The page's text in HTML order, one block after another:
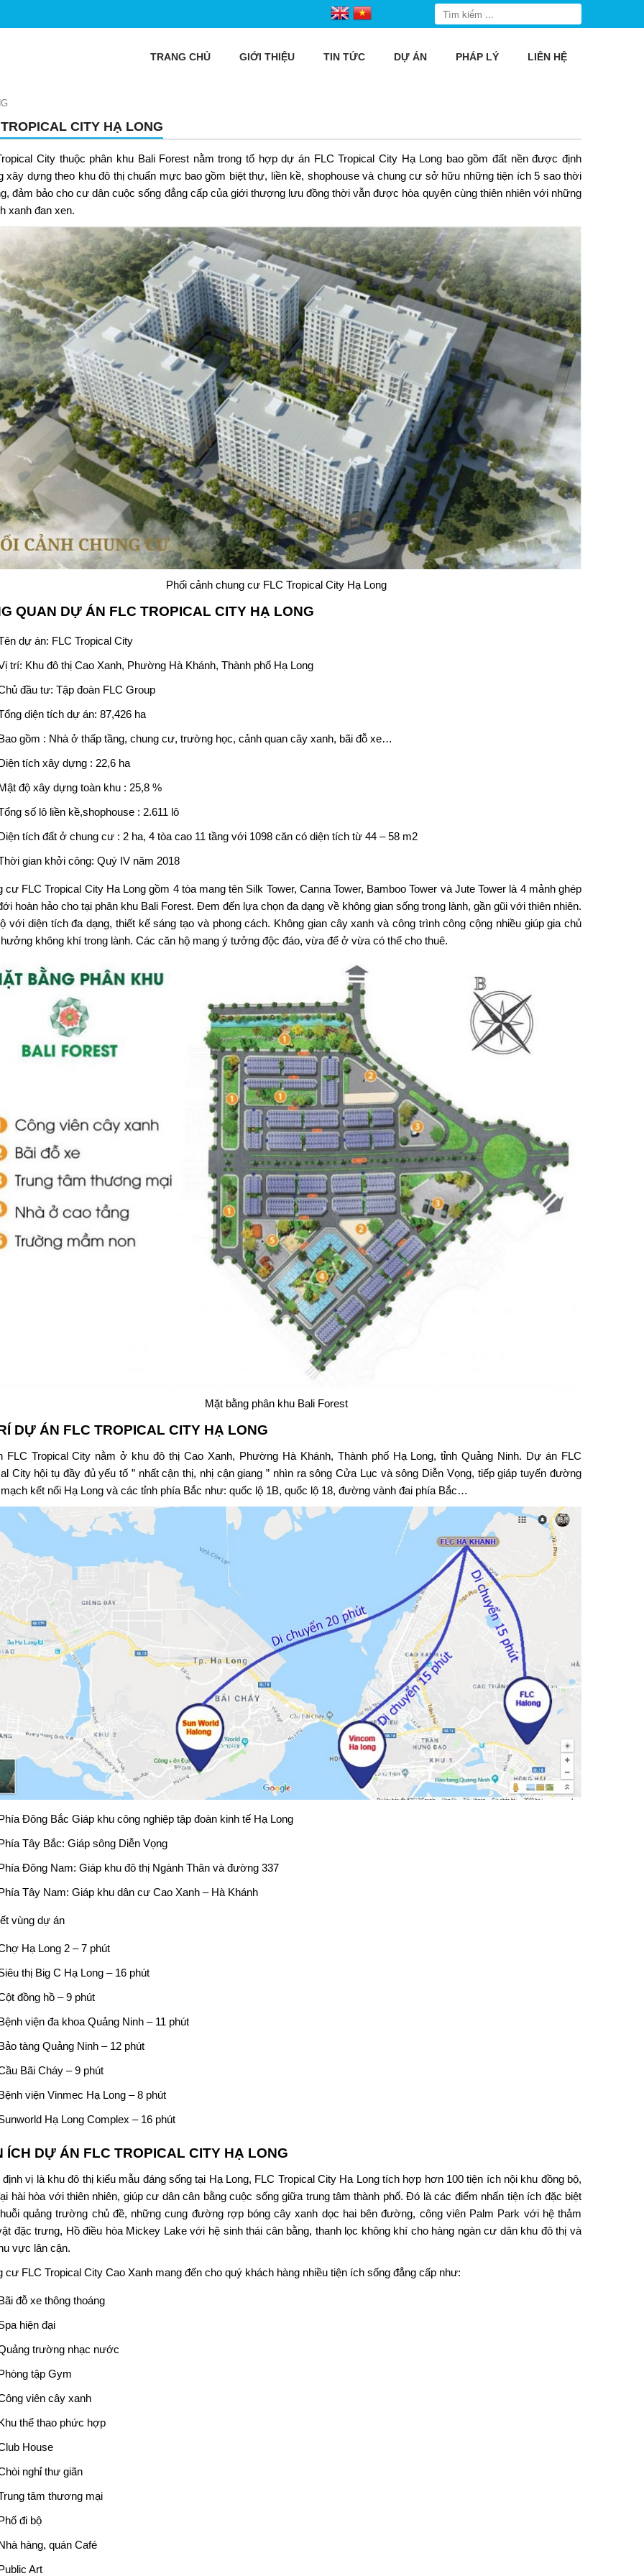
TRANG CHỦ GIỚI THIỆU TIN TỨC DỰ ÁN PHÁP LÝ LIÊN HỆ
CITY HẠ LONG
City thuộc phân khu Bali Forest nằm trong tổ hợp dự án FLC Tropical City Hạ Long bao gồm đất nền được định
xây dựng theo khu đô thị chuẩn mực bao gồm biệt thự, liền kề, shophouse và chung cư sở hữu những tiện ích 5 sao thời
đảm bảo cho cư dân cuộc sống đẳng cấp của giới thượng lưu đồng thời vẫn được hòa quyện cùng thiên nhiên với những
xanh đan xen.
Phối cảnh chung cư FLC Tropical City Hạ Long
QUAN DỰ ÁN FLC TROPICAL CITY HẠ LONG
dự án: FLC Tropical City
trí: Khu đô thị Cao Xanh, Phường Hà Khánh, Thành phố Hạ Long
đầu tư: Tập đoàn FLC Group
diện tích dự án: 87,426 ha
gồm : Nhà ở thấp tầng, chung cư, trường học, cảnh quan cây xanh, bãi đỗ xe…
tích xây dựng : 22,6 ha
độ xây dựng toàn khu : 25,8 %
số lô liền kề,shophouse : 2.611 lô
tích đất ở chung cư : 2 ha, 4 tòa cao 11 tầng với 1098 căn có diện tích từ 44 – 58 m2
gian khởi công: Quý IV năm 2018
cư FLC Tropical City Ha Long gồm 4 tòa mang tên Silk Tower, Canna Tower, Bamboo Tower và Jute Tower là 4 mảnh ghép
hoàn hảo cho tại phân khu Bali Forest. Đem đến lựa chọn đa dạng về không gian sống trong lành, gần gũi với thiên nhiên.
với diện tích đa dạng, thiết kế sáng tạo và phong cách. Không gian cây xanh và công trình công cộng nhiều giúp gia chủ
không khí trong lành. Các căn hộ mang ý tưởng độc đáo, vừa để ở vừa có thể cho thuê.
Mặt bằng phân khu Bali Forest
DỰ ÁN FLC TROPICAL CITY HẠ LONG
FLC Tropical City nằm ở khu đô thị Cao Xanh, Phường Hà Khánh, Thành phố Hạ Long, tỉnh Quảng Ninh. Dự án FLC
City hội tụ đầy đủ yếu tố ” nhất cận thị, nhị cận giang ” nhìn ra sông Cửa Lục và sông Diễn Vọng, tiếp giáp tuyến đường
kết nối Hạ Long và các tỉnh phía Bắc như: quốc lộ 1B, quốc lộ 18, đường vành đai phía Bắc…
Đông Bắc Giáp khu công nghiệp tập đoàn kinh tế Hạ Long
Tây Bắc: Giáp sông Diễn Vọng
Đông Nam: Giáp khu đô thị Ngành Thân và đường 337
Tây Nam: Giáp khu dân cư Cao Xanh – Hà Khánh
vùng dự án
Hạ Long 2 – 7 phút
thị Big C Hạ Long – 16 phút
đồng hồ – 9 phút
viện đa khoa Quảng Ninh – 11 phút
tàng Quảng Ninh – 12 phút
Bãi Cháy – 9 phút
viện Vinmec Hạ Long – 8 phút
Hạ Long Complex – 16 phút
ÍCH DỰ ÁN FLC TROPICAL CITY HẠ LONG
vị là khu đô thị kiểu mẫu đáng sống tại Hạ Long, FLC Tropical City Ha Longtích hợp hơn 100 tiện ích nội khu đồng bộ,
hài hòa với thiên nhiên, giúp cư dân cân bằng cuộc sống giữa trung tâm thành phố. Đó là các điểm nhấn tiện ích đặc biệt
quảng trường chủ đề, những cung đường rợp bóng cây xanh dọc hai bên đường, công viên Palm Park với hệ thảm
đặc trưng, Hồ điều hòa Mickey Lake với hệ sinh thái cân bằng, thanh lọc không khí cho hàng ngàn cư dân khu đô thị và
vực lân cận.
cưFLC Tropical CityCao Xanh mang đến cho quý khách hàng nhiều tiện ích sống đẳng cấp như:
đỗ xe thông thoáng
hiện đại
trường nhạc nước
tập Gym
viên cây xanh
thể thao phức hợp
House
nghỉ thư giãn
tâm thương mại
đi bộ
hàng, quán Café
Art